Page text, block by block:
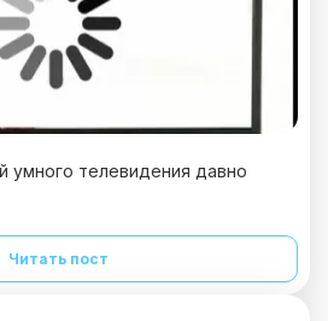
умного телевидения давно
Читать пост